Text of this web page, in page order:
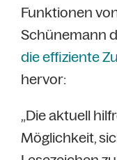
Funktionen
Schünemann
die effiziente
hervor:
„Die aktuell
Möglichkeit,